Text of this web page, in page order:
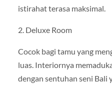
istirahat terasa maksimal.
2. Deluxe Room
Cocok bagi tamu yang
luas. Interiornya
dengan sentuhan seni Bali